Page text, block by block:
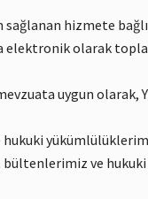
sağlanan hizmete
elektronik olarak
uygun olarak,
hukuki
ve